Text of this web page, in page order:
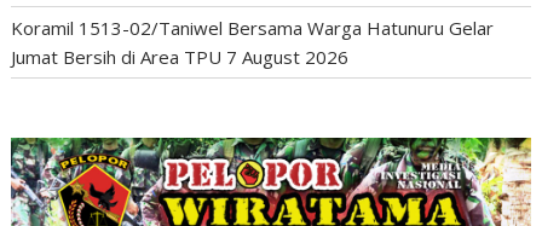
Koramil 1513-02/Taniwel Bersama Warga Hatunuru Gelar
Jumat Bersih di Area TPU 7 August 2026